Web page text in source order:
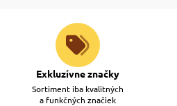
Exkluzívne značky
Sortiment iba kvalitných
a funkčných značiek